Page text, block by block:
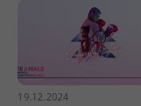
19.12.2024